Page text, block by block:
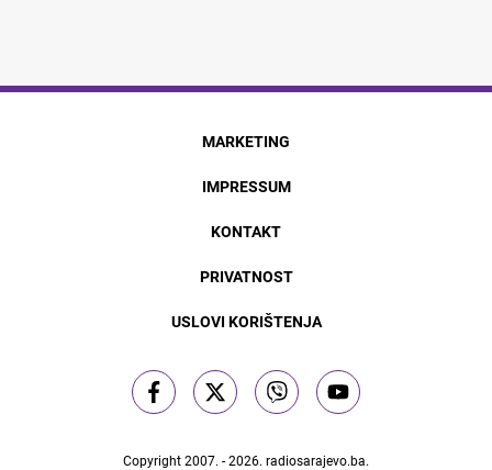
MARKETING
IMPRESSUM
KONTAKT
PRIVATNOST
USLOVI KORIŠTENJA
Copyright 2007. - 2026. radiosarajevo.ba.